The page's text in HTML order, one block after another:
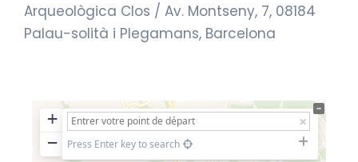
Arqueològica Clos / Av. Montseny, 7, 08184
Palau-solità i Plegamans, Barcelona
+
−
Press Enter key to search